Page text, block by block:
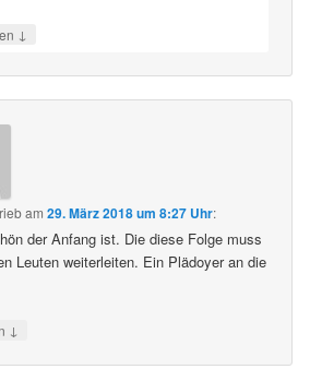
↓
am29. März 2018 um 8:27 Uhr:
der Anfang ist. Die diese Folge muss
Leuten weiterleiten. Ein Plädoyer an die
↓